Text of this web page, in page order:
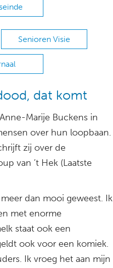
Senioren Visie
dat komt
Marije Buckens in
over hun loopbaan.
zij over de
van ’t Hek (Laatste
dan mooi geweest. Ik
met enorme
staat ook een
ook voor een komiek.
Ik vroeg het aan mijn